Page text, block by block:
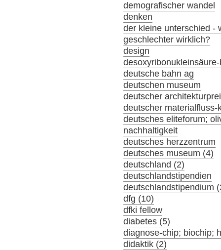
demografischer wandel
denken
der kleine unterschied -
geschlechter wirklich?
design
deutsche bahn ag
deutschen museum
deutscher
deutscher materialfluss-
deutsches eliteforum;
nachhaltigkeit
deutsches herzzentrum
deutsches museum (4)
deutschland (2)
deutschlandstipendien
deutschlandstipendium
dfg (10)
dfki fellow
diabetes (5)
diagnose-chip; biochip;
didaktik (2)